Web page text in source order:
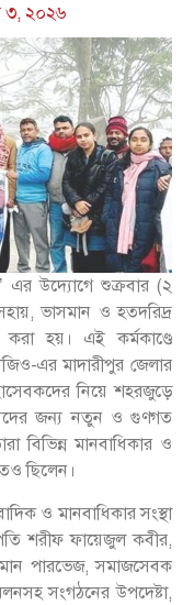
৩, ২০২৬
এর উদ্যোগে শুক্রবার (২
ভাসমান ও হতদরিদ্র
করা হয়। এই কর্মকাণ্ডে
এর মাদারীপুর জেলার
নিয়ে শহরজুড়ে
জন্য নতুন ও গুণগত
বিভিন্ন মানবাধিকার ও
ছিলেন।
ও মানবাধিকার সংস্থা
শরীফ ফায়েজুল কবীর,
পারভেজ, সমাজসেবক
সংগঠনের উপদেষ্টা,